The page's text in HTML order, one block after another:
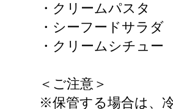
・クリームパスタ
・シーフードサラダ
・クリームシチュー
＜ご注意＞
※保管する場合は、